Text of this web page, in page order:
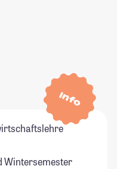
Info
Wintersemester